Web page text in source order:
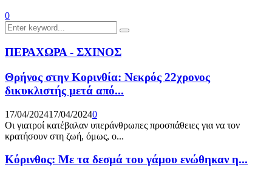
0
Search
for:
Search
ΠΕΡΑΧΩΡΑ - ΣΧΙΝΟΣ
Θρήνος στην Κορινθία: Νεκρός 22χρονος
δικυκλιστής μετά από...
17/04/202417/04/20240
Οι γιατροί κατέβαλαν υπεράνθρωπες προσπάθειες για να τον
κρατήσουν στη ζωή, όμως, ο...
Κόρινθος: Με τα δεσμά του γάμου ενώθηκαν η...